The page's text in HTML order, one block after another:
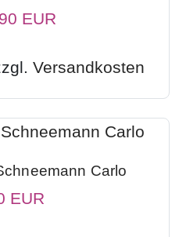
EUR
Versandkosten
Carlo
EUR